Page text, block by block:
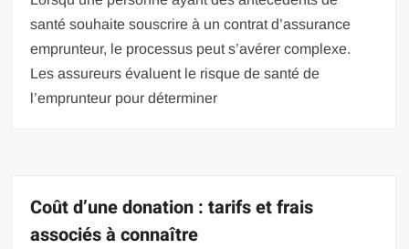
santé souhaite souscrire à un contrat d’assurance
emprunteur, le processus peut s’avérer complexe.
Les assureurs évaluent le risque de santé de
l’emprunteur pour déterminer
Coût d’une donation : tarifs et frais
associés à connaître